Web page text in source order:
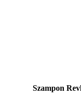
Szampon